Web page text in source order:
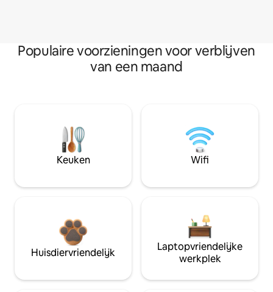
Populaire voorzieningen voor verblijven
van een maand
Keuken Wifi
Huisdiervriendelijk
Laptopvriendelijke
werkplek